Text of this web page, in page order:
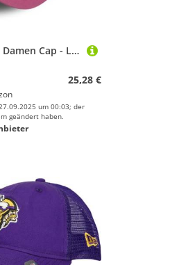
New Era 9Forty Damen Cap - Los Angeles Dodgers Mauve Haze
25,28 €
um 00:03; der
geändert haben.